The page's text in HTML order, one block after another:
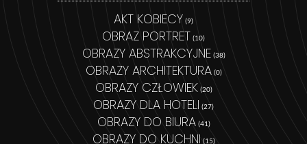
AKT KOBIECY (9)
OBRAZ PORTRET (10)
OBRAZY ABSTRAKCYJNE (38)
OBRAZY ARCHITEKTURA (0)
OBRAZY CZŁOWIEK (20)
OBRAZY DLA HOTELI (27)
OBRAZY DO BIURA (41)
OBRAZY DO KUCHNI (15)